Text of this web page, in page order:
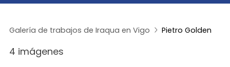
Galería de trabajos de Iraqua en Vigo Pietro Golden
4 imágenes